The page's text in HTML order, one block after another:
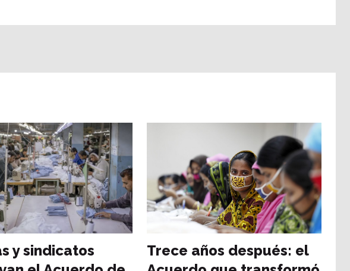
y sindicatos
Trece años después: el